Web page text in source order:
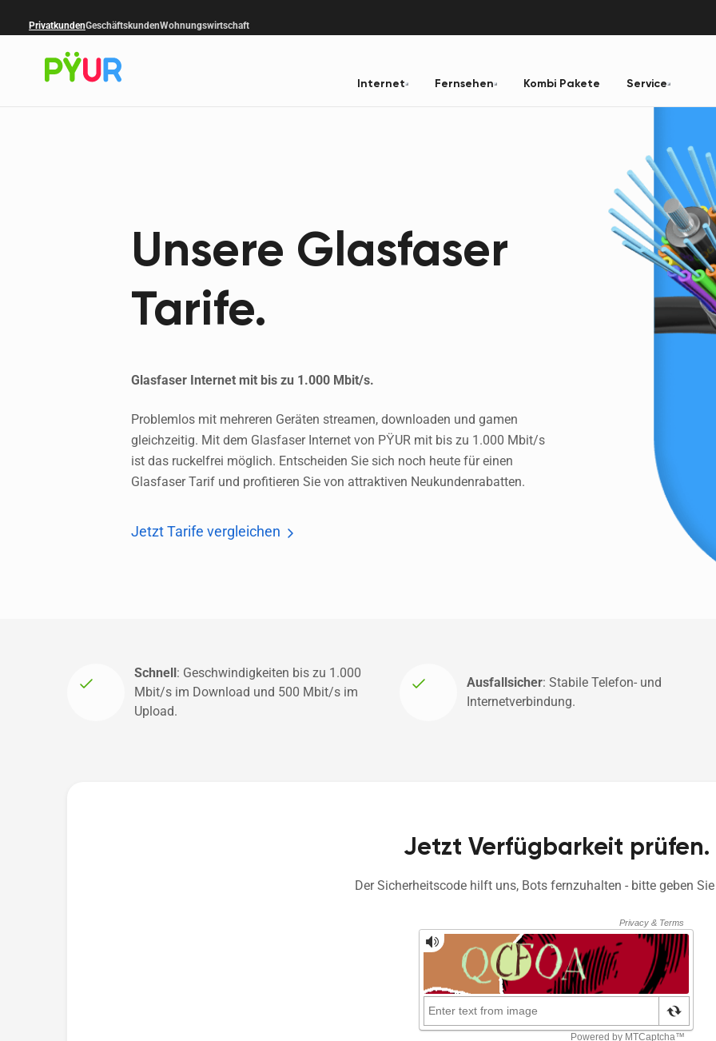
PrivatkundenGeschäftskundenWohnungswirtschaft
Internet Fernsehen Kombi Pakete Service
Unsere Glasfaser
Tarife.
Glasfaser Internet mit bis zu 1.000 Mbit/s.
Problemlos mit mehreren Geräten streamen, downloaden und gamen
gleichzeitig. Mit dem Glasfaser Internet von PŸUR mit bis zu 1.000 Mbit/s
ist das ruckelfrei möglich. Entscheiden Sie sich noch heute für einen
Glasfaser Tarif und profitieren Sie von attraktiven Neukundenrabatten.
Jetzt Tarife vergleichen
Schnell: Geschwindigkeiten bis zu 1.000
Mbit/s im Download und 500 Mbit/s im
Upload.
Ausfallsicher: Stabile Telefon- und
Internetverbindung.
Jetzt Verfügbarkeit prüfen.
Der Sicherheitscode hilft uns, Bots fernzuhalten - bitte geben